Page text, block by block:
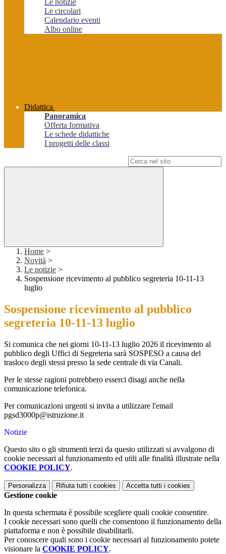
Le notizie
Le circolari
Calendario eventi
Albo online
Didattica
Panoramica
Offerta formativa
Le schede didattiche
I progetti delle classi
Home >
Novità >
Le notizie >
Sospensione ricevimento al pubblico segreteria 10-11-13
luglio
Sospensione ricevimento al pubblico
segreteria 10-11-13 luglio
Si comunica che nei giorni 10-11-13 luglio 2026 il ricevimento al
pubblico degli Uffici di Segreteria sarà SOSPESO a causa del
trasloco degli stessi presso la sede centrale di via Canali.
Per le stesse ragioni potrebbero esserci disagi anche nella
comunicazione telefonica.
Per comunicazioni urgenti si invita a utilizzare l'email
pgsd3000p@istruzione.it
Notizie
Questo sito o gli strumenti terzi da questo utilizzati si avvalgono di
cookie necessari al funzionamento ed utili alle finalità illustrate nella
COOKIE POLICY.
Personalizza Rifiuta tutti i cookies Accetta tutti i cookies
Gestione cookie
In questa schermata è possibile scegliere quali cookie consentire.
I cookie necessari sono quelli che consentono il funzionamento della
piattaforma e non è possibile disabilitarli.
Per conoscere quali sono i cookie necessari al funzionamento potete
visionare la COOKIE POLICY.